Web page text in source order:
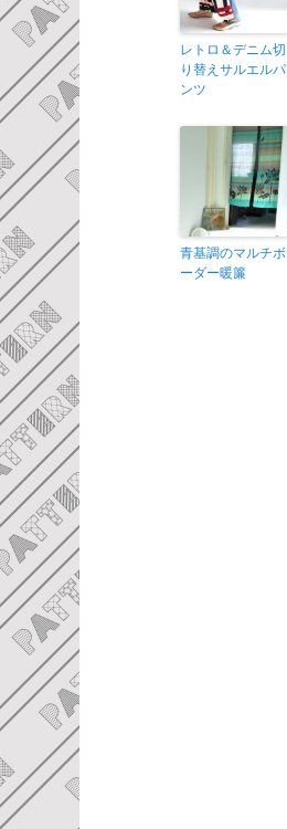
レトロ＆デニム切
り替えサルエルパ
ンツ
青基調のマルチボ
ーダー暖簾